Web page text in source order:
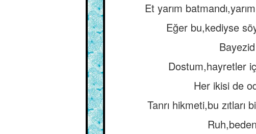
Et yarım
Eğer bu,kediyse
Dostum,hayretler
Her ikisi de
Tanrı hikmeti,bu